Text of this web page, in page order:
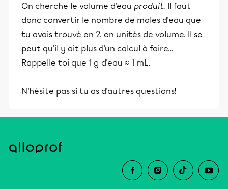
On cherche le volume d'eau produit. Il faut
donc convertir le nombre de moles d'eau que
tu avais trouvé en 2. en unités de volume. Il se
peut qu'il y ait plus d'un calcul à faire...
Rappelle toi que 1 g d'eau ≈ 1 mL.
N'hésite pas si tu as d'autres questions!